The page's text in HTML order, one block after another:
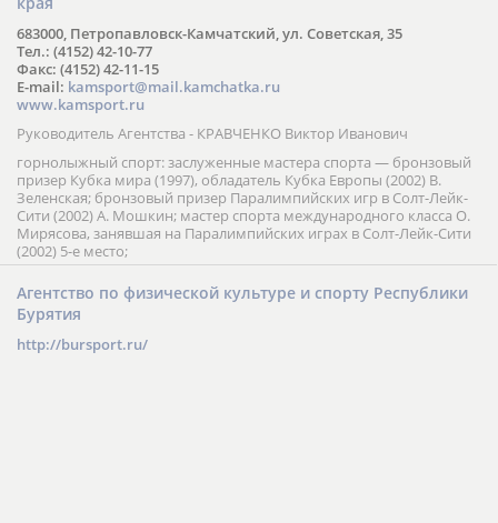
683000, Петропавловск-Камчатский, ул. Советская, 35
Тел.: (4152) 42-10-77
Факс: (4152) 42-11-15
E-mail: kamsport@mail.kamchatka.ru
www.kamsport.ru
Руководитель Агентства - КРАВЧЕНКО Виктор Иванович
горнолыжный спорт: заслуженные мастера спорта — бронзовый
призер Кубка мира (1997), обладатель Кубка Европы (2002) В.
Зеленская; бронзовый призер Паралимпийских игр в Солт-Лейк-
Сити (2002) А. Мошкин; мастер спорта международного класса О.
Мирясова, занявшая на Паралимпийских играх в Солт-Лейк-Сити
(2002) 5-е место;
Агентство по физической культуре и спорту Республики
Бурятия
http://bursport.ru/